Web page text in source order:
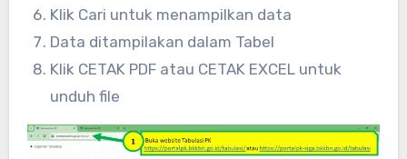
Klik Cari untuk menampilkan data
Data ditampilakan dalam Tabel
Klik CETAK PDF atau CETAK EXCEL untuk
unduh file